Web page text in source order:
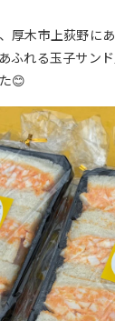
厚木市上荻野に
ふれる玉子サン
😊